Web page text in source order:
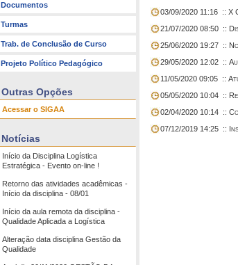
Documentos
Turmas
Trab. de Conclusão de Curso
Projeto Político Pedagógico
Outras Opções
Acessar o SIGAA
Notícias
Início da Disciplina Logística
Estratégica - Evento on-line !
Retorno das atividades acadêmicas -
Início da disciplina - 08/01
Início da aula remota da disciplina -
Qualidade Aplicada a Logística
Alteração data disciplina Gestão da
Qualidade
03/09/2020 11:16 :: X
21/07/2020 08:50 ::
25/06/2020 19:27 ::
29/05/2020 12:02 ::
11/05/2020 09:05 ::
05/05/2020 10:04 ::
02/04/2020 10:14 ::
07/12/2019 14:25 ::